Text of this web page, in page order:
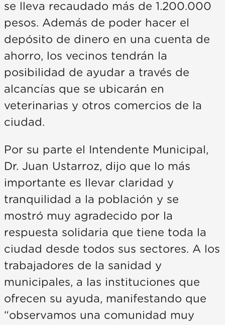
se lleva recaudado más de 1.200.000
pesos. Además de poder hacer el
depósito de dinero en una cuenta de
ahorro, los vecinos tendrán la
posibilidad de ayudar a través de
alcancías que se ubicarán en
veterinarias y otros comercios de la
ciudad.
Por su parte el Intendente Municipal,
Dr. Juan Ustarroz, dijo que lo más
importante es llevar claridad y
tranquilidad a la población y se
mostró muy agradecido por la
respuesta solidaria que tiene toda la
ciudad desde todos sus sectores. A los
trabajadores de la sanidad y
municipales, a las instituciones que
ofrecen su ayuda, manifestando que
“observamos una comunidad muy